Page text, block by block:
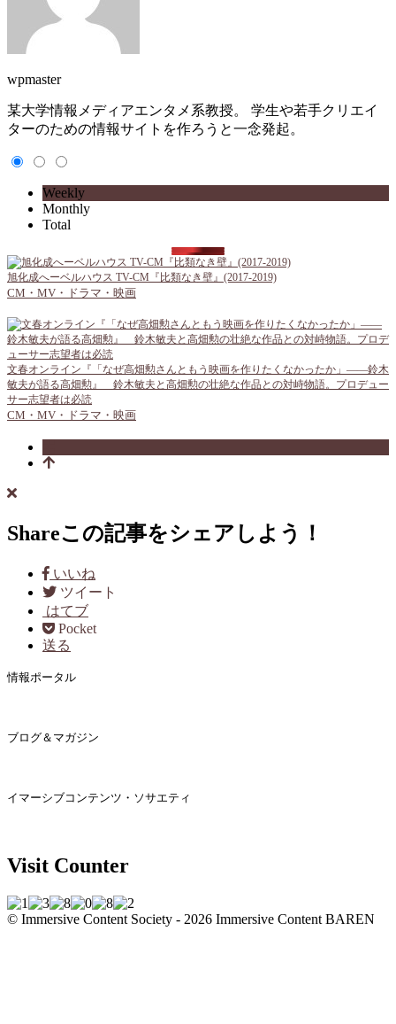
wpmaster
某大学情報メディアエンタメ系教授。 学生や若手クリエイ
ターのための情報サイトを作ろうと一念発起。
Weekly
Monthly
Total
旭化成へーベルハウス TV-CM『比類なき壁』(2017-2019)
CM・MV・ドラマ・映画
文春オンライン『「なぜ高畑勲さんともう映画を作りたくなかったか」――鈴木
敏夫が語る高畑勲』 鈴木敏夫と高畑勲の壮絶な作品との対峙物語。プロデュー
サー志望者は必読
CM・MV・ドラマ・映画
Shareこの記事をシェアしよう！
いいね
ツイート
はてブ
Pocket
送る
情報ポータル
ブログ＆マガジン
イマーシブコンテンツ・ソサエティ
Visit Counter
© Immersive Content Society - 2026 Immersive Content BAREN